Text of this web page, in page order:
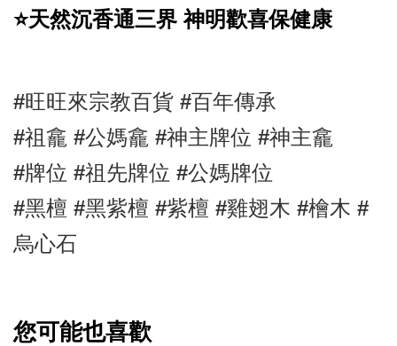
⭐️天然沉香通三界 神明歡喜保健康
#旺旺來宗教百貨 #百年傳承
#祖龕 #公媽龕 #神主牌位 #神主龕
#牌位 #祖先牌位 #公媽牌位
#黑檀 #黑紫檀 #紫檀 #雞翅木 #檜木 #
烏心石
您可能也喜歡